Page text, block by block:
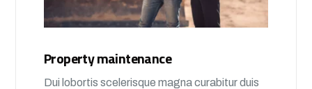
Property maintenance
Dui lobortis scelerisque magna curabitur duis